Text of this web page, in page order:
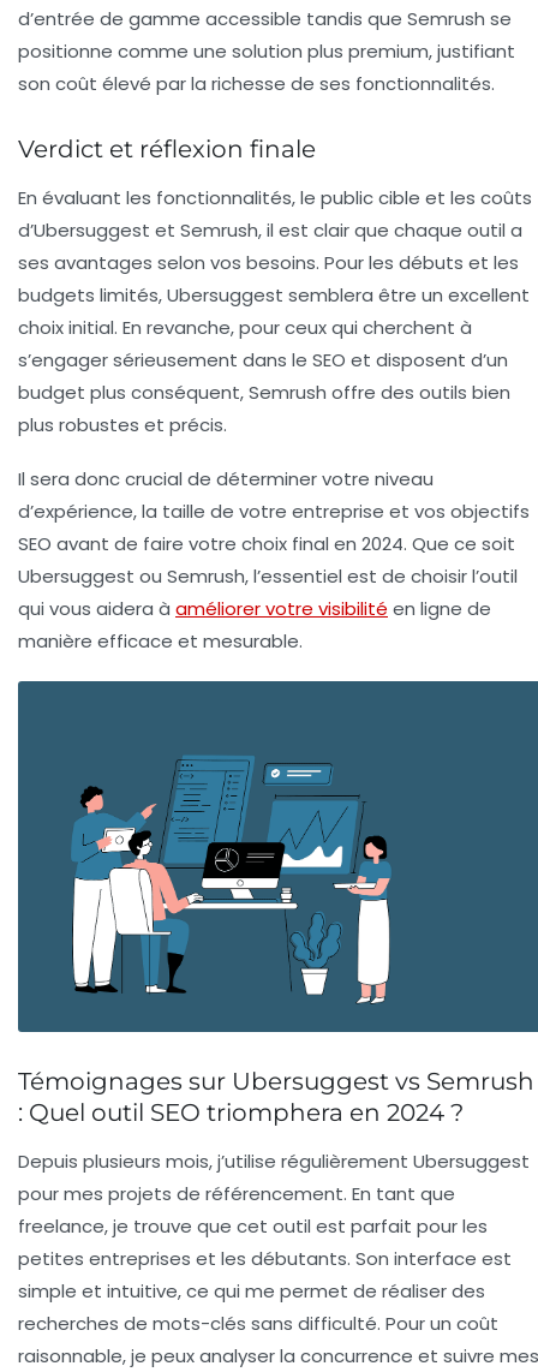
d’entrée de gamme accessible tandis que Semrush se
positionne comme une solution plus premium, justifiant
son coût élevé par la richesse de ses fonctionnalités.
Verdict et réflexion finale
En évaluant les fonctionnalités, le public cible et les coûts
d’Ubersuggest et Semrush, il est clair que chaque outil a
ses avantages selon vos besoins. Pour les débuts et les
budgets limités, Ubersuggest semblera être un excellent
choix initial. En revanche, pour ceux qui cherchent à
s’engager sérieusement dans le SEO et disposent d’un
budget plus conséquent, Semrush offre des outils bien
plus robustes et précis.
Il sera donc crucial de déterminer votre niveau
d’expérience, la taille de votre entreprise et vos objectifs
SEO avant de faire votre choix final en 2024. Que ce soit
Ubersuggest ou Semrush, l’essentiel est de choisir l’outil
qui vous aidera à améliorer votre visibilité en ligne de
manière efficace et mesurable.
Témoignages sur Ubersuggest vs Semrush
: Quel outil SEO triomphera en 2024 ?
Depuis plusieurs mois, j’utilise régulièrement Ubersuggest
pour mes projets de référencement. En tant que
freelance, je trouve que cet outil est parfait pour les
petites entreprises et les débutants. Son interface est
simple et intuitive, ce qui me permet de réaliser des
recherches de mots-clés sans difficulté. Pour un coût
raisonnable, je peux analyser la concurrence et suivre mes